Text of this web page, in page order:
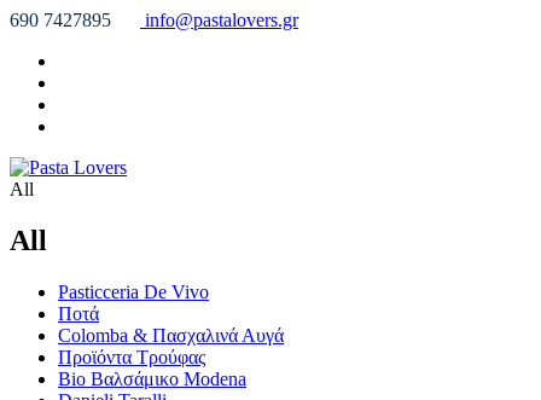
690 7427895 info@pastalovers.gr
All
All
Pasticceria De Vivo
Ποτά
Colomba & Πασχαλινά Αυγά
Προϊόντα Τρούφας
Bio Βαλσάμικο Modena